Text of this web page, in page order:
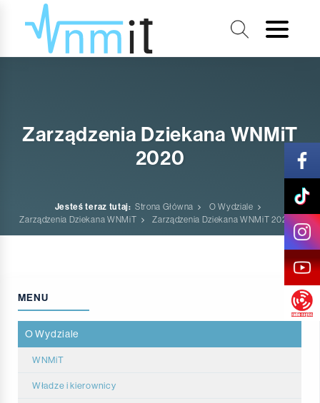
Zarządzenia Dziekana WNMiT
2020
Jesteś teraz tutaj: Strona Główna
O Wydziale
Zarządzenia Dziekana WNMiT
Zarządzenia Dziekana WNMiT 2020
MENU
O Wydziale
WNMiT
Władze i kierownicy